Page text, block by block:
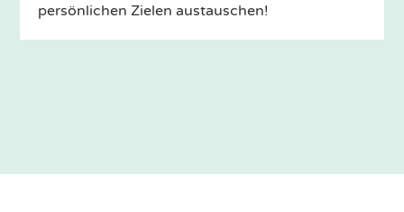
persönlichen Zielen austauschen!